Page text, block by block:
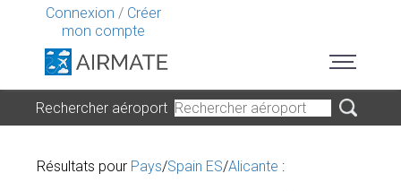
Connexion / Créer
mon compte
Rechercher aéroport
Résultats pour Pays/Spain ES/Alicante :